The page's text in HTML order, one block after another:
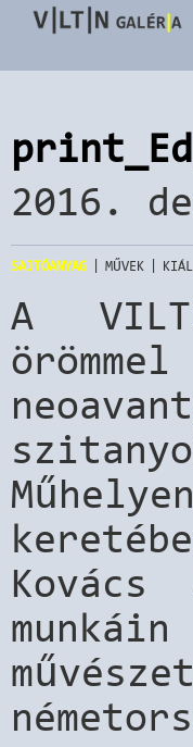
2016.
SAJTÓANYAG MŰVEK
A